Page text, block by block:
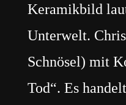
Keramikbild
Unterwelt.
Schnösel) mit
Tod“. Es